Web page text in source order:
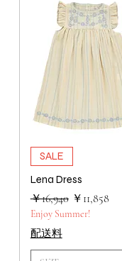
SALE
Lena Dress
通常価格
￥16,940 セール価格
￥11,858
Enjoy Summer!
配送料